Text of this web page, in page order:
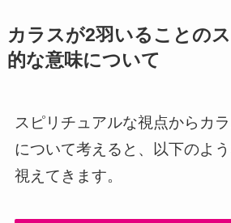
カラスが2羽いることの
的な意味について
スピリチュアルな視点からカ
について考えると、以下のよ
視えてきます。